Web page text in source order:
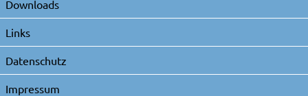
Downloads
Links
Datenschutz
Impressum